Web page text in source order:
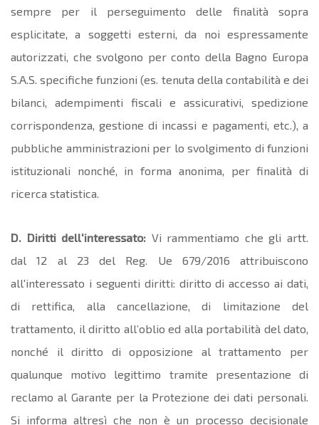
sempre per il perseguimento delle finalità sopra
esplicitate, a soggetti esterni, da noi espressamente
autorizzati, che svolgono per conto della Bagno Europa
S.A.S. specifiche funzioni (es. tenuta della contabilità e dei
bilanci, adempimenti fiscali e assicurativi, spedizione
corrispondenza, gestione di incassi e pagamenti, etc.), a
pubbliche amministrazioni per lo svolgimento di funzioni
istituzionali nonché, in forma anonima, per finalità di
ricerca statistica.
D. Diritti dell'interessato: Vi rammentiamo che gli artt.
dal 12 al 23 del Reg. Ue 679/2016 attribuiscono
all'interessato i seguenti diritti: diritto di accesso ai dati,
di rettifica, alla cancellazione, di limitazione del
trattamento, il diritto all’oblio ed alla portabilità del dato,
nonché il diritto di opposizione al trattamento per
qualunque motivo legittimo tramite presentazione di
reclamo al Garante per la Protezione dei dati personali.
Si informa altresì che non è un processo decisionale